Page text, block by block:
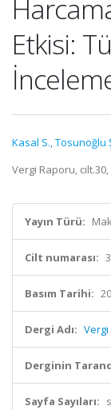
Etkisi:
Kasal S.,Tosunoğlu
Vergi Raporu, cilt.30,
Yayın Türü:
Cilt numarası:
Basım Tarihi:
Dergi Adı:
Derginin
Sayfa Sayıları: